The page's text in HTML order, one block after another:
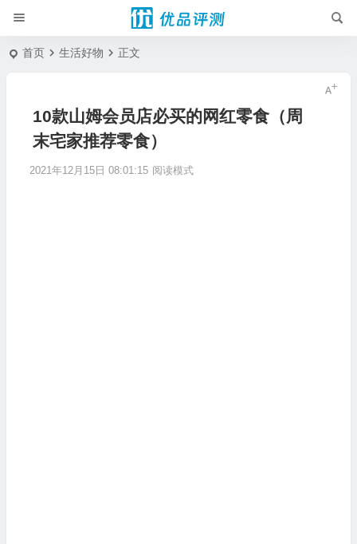
首页 生活好物 正文
10款山姆会员店必买的网红零食（周
末宅家推荐零食）
2021年12月15日 08:01:15 阅读模式